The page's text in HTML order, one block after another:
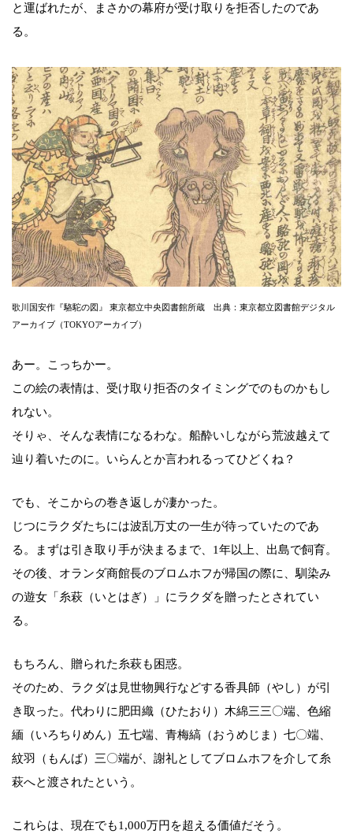
と運ばれたが、まさかの幕府が受け取りを拒否したのであ
る。
歌川国安作『駱駝の図』 東京都立中央図書館所蔵 出典：東京都立図書館デジタル
アーカイブ（TOKYOアーカイブ）
あー。こっちかー。
この絵の表情は、受け取り拒否のタイミングでのものかもし
れない。
そりゃ、そんな表情になるわな。船酔いしながら荒波越えて
辿り着いたのに。いらんとか言われるってひどくね？
でも、そこからの巻き返しが凄かった。
じつにラクダたちには波乱万丈の一生が待っていたのであ
る。まずは引き取り手が決まるまで、1年以上、出島で飼育。
その後、オランダ商館長のブロムホフが帰国の際に、馴染み
の遊女「糸萩（いとはぎ）」にラクダを贈ったとされてい
る。
もちろん、贈られた糸萩も困惑。
そのため、ラクダは見世物興行などする香具師（やし）が引
き取った。代わりに肥田織（ひたおり）木綿三三〇端、色縮
緬（いろちりめん）五七端、青梅縞（おうめじま）七〇端、
紋羽（もんば）三〇端が、謝礼としてブロムホフを介して糸
萩へと渡されたという。
これらは、現在でも1,000万円を超える価値だそう。